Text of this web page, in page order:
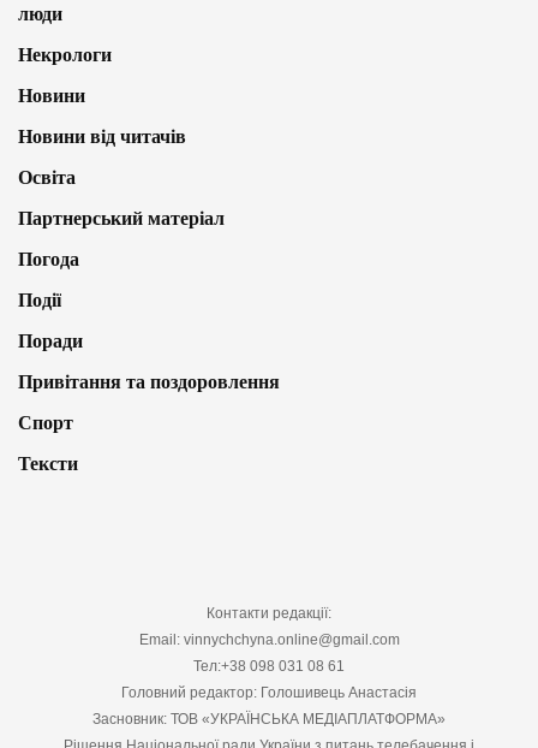
люди
Некрологи
Новини
Новини від читачів
Освіта
Партнерський матеріал
Погода
Події
Поради
Привітання та поздоровлення
Спорт
Тексти
Контакти редакції:
Email: vinnychchyna.online@gmail.com
Тел:+38 098 031 08 61
Головний редактор: Голошивець Анастасія
Засновник: ТОВ «УКРАЇНСЬКА МЕДІАПЛАТФОРМА»